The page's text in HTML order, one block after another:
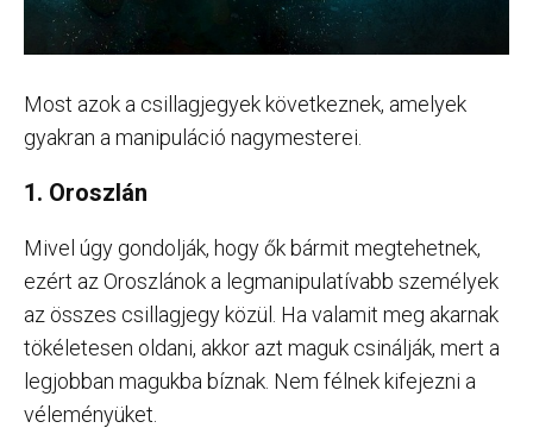
Most azok a csillagjegyek következnek, amelyek
gyakran a manipuláció nagymesterei.
1. Oroszlán
Mivel úgy gondolják, hogy ők bármit megtehetnek,
ezért az Oroszlánok a legmanipulatívabb személyek
az összes csillagjegy közül. Ha valamit meg akarnak
tökéletesen oldani, akkor azt maguk csinálják, mert a
legjobban magukba bíznak. Nem félnek kifejezni a
véleményüket.